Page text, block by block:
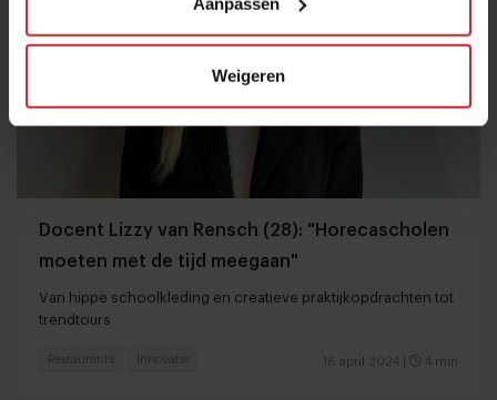
Weigeren
Docent Lizzy van Rensch (28): "Horecascholen
moeten met de tijd meegaan"
Van hippe schoolkleding en creatieve praktijkopdrachten tot
trendtours
16 april 2024 4 min
Restaurants Innovatie